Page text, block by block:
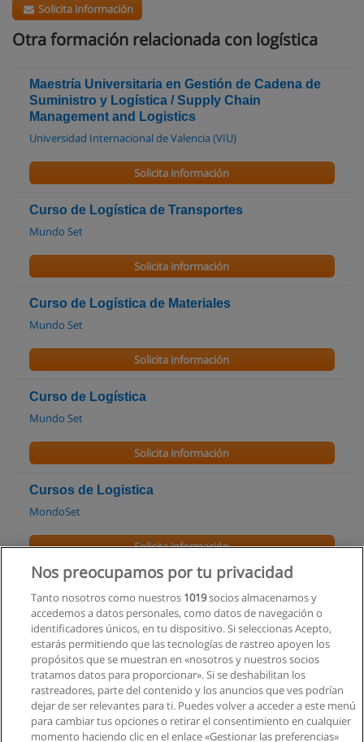
Solicita información
Otra formación relacionada con logística
Maestría Universitaria en Gestión de Cadena de
Suministro y Logística / Supply Chain
Management and Logistics
Universidad Internacional de Valencia (VIU)
Solicita información
Curso de Logística de Transportes
Mundo Set
Solicita información
Curso de Logística de Materiales
Mundo Set
Solicita información
Curso de Logística
Mundo Set
Solicita información
Cursos de Logistica
MondoSet
Solicita información
Maestría en Relaciones Internacionales
Universidad Andina Simón Bolívar
Solicita información
Especialización Superior en Creación de
Empresas con énfasis en Gestión de la PYME
Universidad Andina Simón Bolívar
Nos preocupamos por tu privacidad
Tanto nosotros como nuestros 1019socios almacenamos y
accedemos a datos personales, como datos de navegación o
identificadores únicos, en tu dispositivo. Si seleccionas Acepto,
estarás permitiendo que las tecnologías de rastreo apoyen los
propósitos que se muestran en «nosotros y nuestros socios
tratamos datos para proporcionar». Si se deshabilitan los
rastreadores, parte del contenido y los anuncios que ves podrían
dejar de ser relevantes para ti. Puedes volver a acceder a este menú
para cambiar tus opciones o retirar el consentimiento en cualquier
momento haciendo clic en el enlace «Gestionar las preferencias»